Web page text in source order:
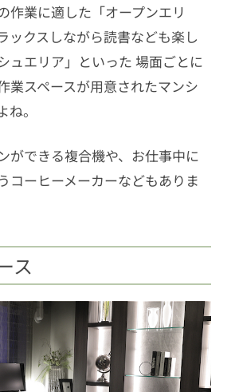
作業に適した「オープンエリ
ックスしながら読書なども楽し
ュエリア」といった 場面ごとに
業スペースが用意されたマンシ
。
ができる複合機や、お仕事中に
コーヒーメーカーなどもありま
ス